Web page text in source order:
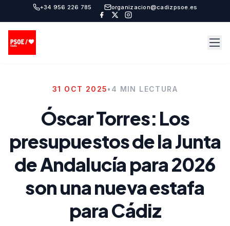
+34 956 226 785 organizacion@cadizpsoe.es
31 OCT 2025• 4 MIN LECTURA
Óscar Torres: Los
presupuestos de la Junta
de Andalucía para 2026
son una nueva estafa
para Cádiz